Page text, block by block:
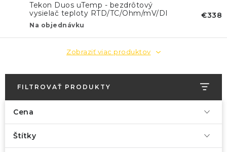
Tekon Duos uTemp - bezdrôtový
vysielač teploty RTD/TC/Ohm/mV/DI
Na objednávku
€338
Zobraziť viac produktov
FILTROVAŤ PRODUKTY
Cena
Štítky